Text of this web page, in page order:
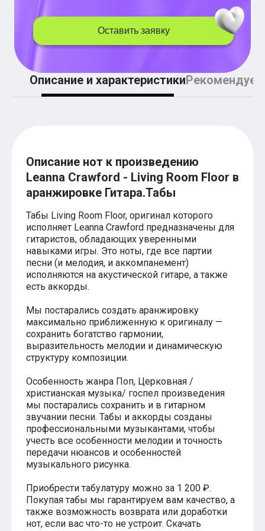
Легкие аккорды (простые песни)
Аккорды со словами (вокал)
BEARWOLF
Мари Краймбрери
Комната культуры
XOLIDAYBOY
Сергей Лазарев
Ёлка
Анжелика Варум
Леонид Агутин
Саундтрек
Тематические
Из фильмов
Аватар: Путь воды
Титаник
Гарри Поттер
Хатико
Реквием по мечте
Сумерки
Величайший шоумен
Звездные войны
Ла ла Ленд
Ромео и Джульетта (1968)
Аладдин (2019)
Король лев (2019)
Брат-2
Властелин колец: Братство Кольца
Гордость и предубеждение
Классическая музыка
Времена года - Вивальди
Времена года - Чайковский
Ноты для вальса
Из мультфильмов
Король лев
Холодное сердце
Оставить заявку
Описание и характеристикиРекомендуем
Описание нот к произведению
Leanna Crawford - Living Room Floor в
аранжировке Гитара.Табы
Табы Living Room Floor, оригинал которого
исполняет Leanna Crawford предназначены для
гитаристов, обладающих уверенными
навыками игры. Это ноты, где все партии
песни (и мелодия, и аккомпанемент)
исполняются на акустической гитаре, а также
есть аккорды.
Мы постарались создать аранжировку
максимально приближенную к оригиналу —
сохранить богатство гармонии,
выразительность мелодии и динамическую
структуру композиции.
Особенность жанра Поп, Церковная /
христианская музыка/ госпел произведения
мы постарались сохранить и в гитарном
звучании песни. Табы и аккорды созданы
профессиональными музыкантами, чтобы
учесть все особенности мелодии и точность
передачи нюансов и особенностей
музыкального рисунка.
Приобрести табулатуру можно за 1 200 ₽.
Покупая табы мы гарантируем вам качество, а
также возможность возврата или доработки
нот, если вас что-то не устроит. Скачать